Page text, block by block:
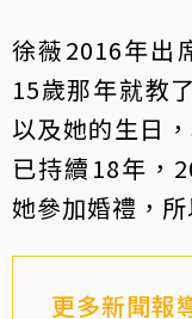
徐薇2016年出
15歲那年就教
以及她的生日
已持續18年，
她參加婚禮，
更多新聞報